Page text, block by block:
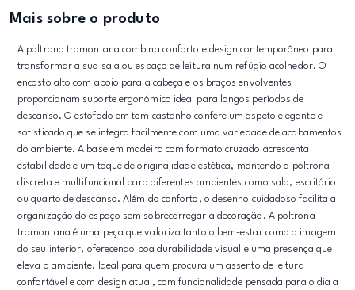
Mais sobre o produto
A poltrona tramontana combina conforto e design contemporâneo para
transformar a sua sala ou espaço de leitura num refúgio acolhedor. O
encosto alto com apoio para a cabeça e os braços envolventes
proporcionam suporte ergonómico ideal para longos períodos de
descanso. O estofado em tom castanho confere um aspeto elegante e
sofisticado que se integra facilmente com uma variedade de acabamentos
do ambiente. A base em madeira com formato cruzado acrescenta
estabilidade e um toque de originalidade estética, mantendo a poltrona
discreta e multifuncional para diferentes ambientes como sala, escritório
ou quarto de descanso. Além do conforto, o desenho cuidadoso facilita a
organização do espaço sem sobrecarregar a decoração. A poltrona
tramontana é uma peça que valoriza tanto o bem-estar como a imagem
do seu interior, oferecendo boa durabilidade visual e uma presença que
eleva o ambiente. Ideal para quem procura um assento de leitura
confortável e com design atual, com funcionalidade pensada para o dia a